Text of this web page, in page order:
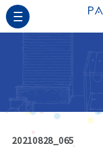
20210828_065